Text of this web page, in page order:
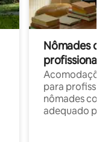
Nômades
profissionais
para
nômades com
adequado